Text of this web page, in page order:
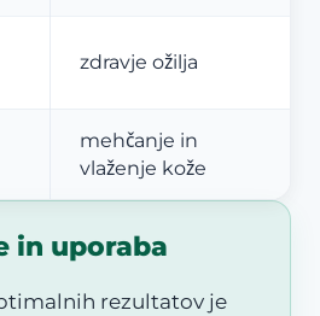
zdravje ožilja
mehčanje in
vlaženje kože
in uporaba
rezultatov je